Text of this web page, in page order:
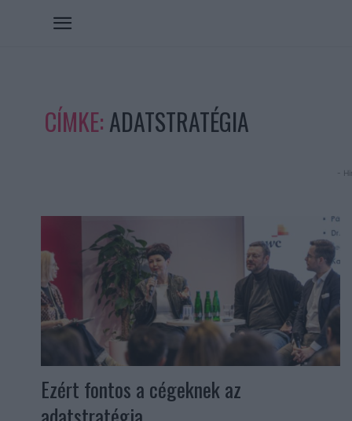
CÍMKE: ADATSTRATÉGIA
-
Ezért fontos a cégeknek az